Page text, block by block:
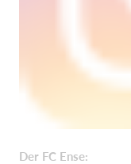
Der FC Ense: